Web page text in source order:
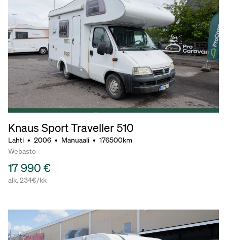
Knaus Sport Traveller 510
Lahti • 2006 • Manuaali • 176500km
Webasto
17 990 €
alk. 234€/kk